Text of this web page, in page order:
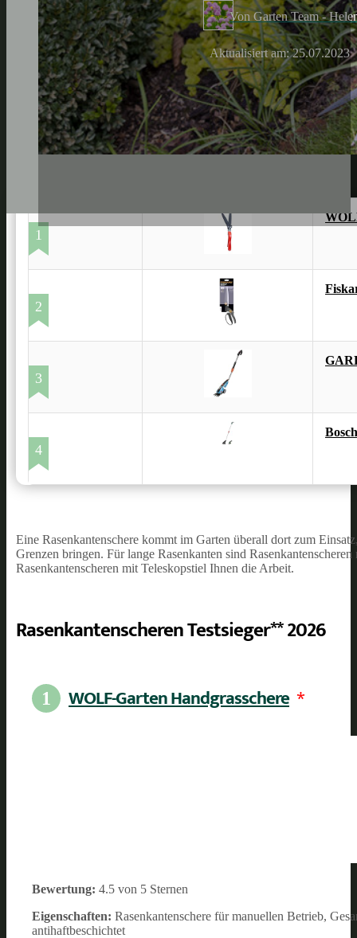
Von Garten Team -
Aktualisiert am: 25.07.2023
1
2
3
4
Eine Rasenkantenschere kommt im Garten überall dort zum
Grenzen bringen. Für lange Rasenkanten sind
Rasenkantenscheren mit Teleskopstiel Ihnen die Arbeit.
Rasenkantenscheren Testsieger** 2026
1 WOLF-Garten Handgrasschere *
Bewertung: 4.5 von 5 Sternen
Eigenschaften: Rasenkantenschere für manuellen Betrieb,
antihaftbeschichtet